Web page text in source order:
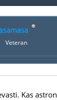
Veteran
Kas